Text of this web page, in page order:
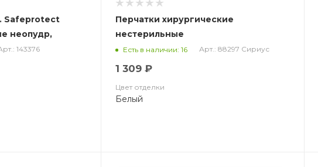
Safeprotect
неопудр,
143376
Перчатки хирургические
нестерильные
Есть в наличии: 16 Арт.: 88297 Сириус
1 309 ₽
Цвет отделки
Белый